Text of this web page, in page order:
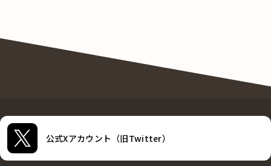
公式Xアカウント（旧Twitter）